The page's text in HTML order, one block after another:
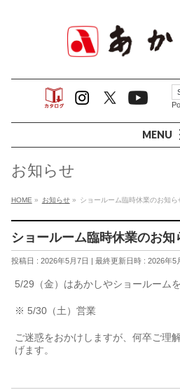
MENU
お知らせ
HOME » お知らせ» ショールーム臨時休業のお知ら
ショールーム臨時休業のお知
投稿日 : 2026年5月7日 最終更新日時 : 2026年5
5/29（金）はあかしやショールーム
※ 5/30（土）営業
ご迷惑をおかけしますが、何卒ご理
げます。